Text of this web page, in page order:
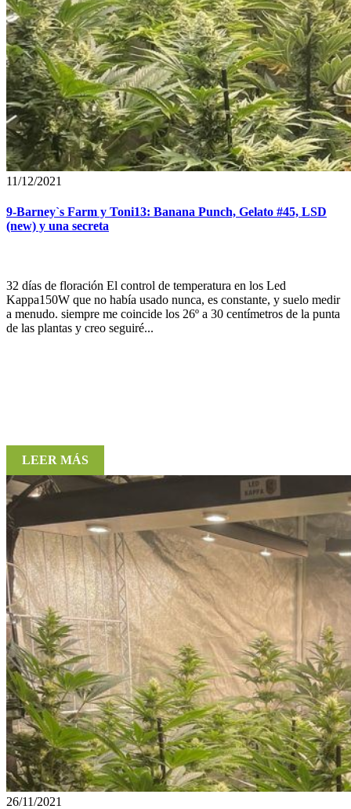
11/12/2021
9-Barney`s Farm y Toni13: Banana Punch, Gelato #45, LSD
(new) y una secreta
32 días de floración El control de temperatura en los Led
Kappa150W que no había usado nunca, es constante, y suelo medir
a menudo. siempre me coincide los 26º a 30 centímetros de la punta
de las plantas y creo seguiré...
LEER MÁS
26/11/2021